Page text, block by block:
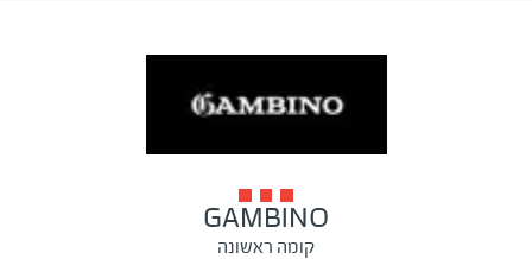
GAMBINO
קומה ראשונה